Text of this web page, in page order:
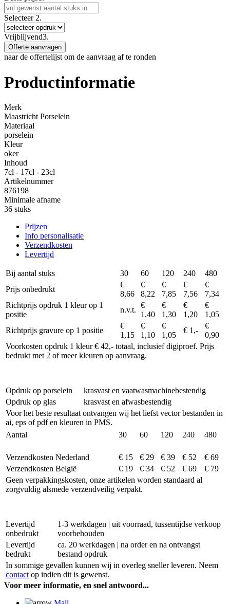
Selecteer 2.
Vrijblijvend3.
Offerte aanvragen
naar de offertelijst om de aanvraag af te ronden
Productinformatie
Merk
Maastricht Porselein
Materiaal
porselein
Kleur
oker
Inhoud
7cl - 17cl - 23cl
Artikelnummer
876198
Minimale afname
36 stuks
Prijzen
Info personalisatie
Verzendkosten
Levertijd
Bij aantal stuks 30 60 120 240
480
Prijs onbedrukt
€
8,66
€
8,22
€
7,85
€
7,56
€
7,34
Richtprijs opdruk 1 kleur op 1
positie
n.v.t.
€
1,40
€
1,30
€
1,20
€
1,05
Richtprijs gravure op 1 positie
€
1,15
€
1,10
€
1,05
€ 1,-
€
0,90
Voorkosten opdruk 1 kleur € 42,- totaal, inclusief digiproef. Prijs
bedrukt met 2 of meer kleuren op aanvraag.
Opdruk op porselein
krasvast en vaatwasmachinebestendig
Opdruk op glas
krasvast en afwasbestendig
Voor het beste resultaat ontvangen wij het liefst vector bestanden in
ai, eps of pdf en kleuren in PMS.
Aantal
30 60 120 240 480
Verzendkosten Nederland € 15 € 29 € 39 € 52
€ 69
Verzendkosten België
€ 19 € 34 € 52 € 69
€ 79
Geen verpakkingskosten, onze artikelen worden standaard al
zorgvuldig alsmede verzendveilig verpakt.
Levertijd
onbedrukt
1-3 werkdagen | uit voorraad, tussentijdse verkoop
voorbehouden
Levertijd
bedrukt
ca. 20 werkdagen | na order en na ontvangst
bestand opdruk
In sommige gevallen kunnen wij in overleg sneller leveren. Neem
contact op indien dit is gewenst.
Voor meer informatie, en snel antwoord...